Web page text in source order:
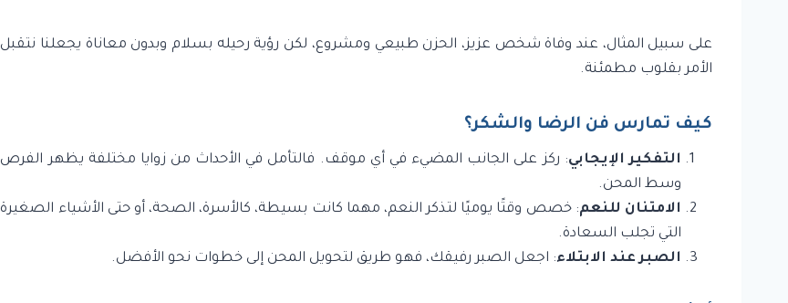
على سبيل المثال، عند وفاة شخص عزيز، الحزن طبيعي ومشروع، لكن رؤية رحيله بسلام وبدون معاناة يجعلنا نتقبل
الأمر بقلوب مطمئنة.
كيف تمارس فن الرضا والشكر؟
التفكير الإيجابي: ركز على الجانب المضيء في أي موقف. فالتأمل في الأحداث من زوايا مختلفة يظهر الفرص
وسط المحن.
الامتنان للنعم: خصص وقتًا يوميًا لتذكر النعم، مهما كانت بسيطة، كالأسرة، الصحة، أو حتى الأشياء الصغيرة
التي تجلب السعادة.
الصبر عند الابتلاء: اجعل الصبر رفيقك، فهو طريق لتحويل المحن إلى خطوات نحو الأفضل.